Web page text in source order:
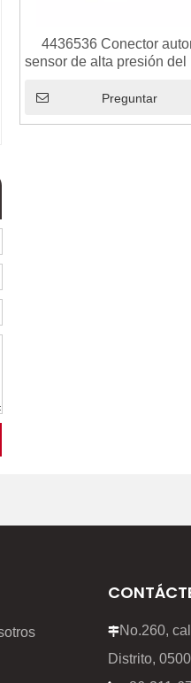
4436536 Conector
sensor de alta presión del
Preguntar
No.260,
Distrito,